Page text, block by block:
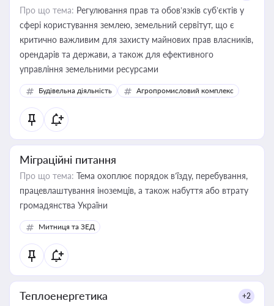
Про що тема: Регулювання прав та обов’язків суб’єктів у
сфері користування землею, земельний сервітут, що є
критично важливим для захисту майнових прав власників,
орендарів та держави, а також для ефективного
управління земельними ресурсами
Будівельна діяльність Агропромисловий комплекс
Міграційні питання
Про що тема: Тема охоплює порядок в’їзду, перебування,
працевлаштування іноземців, а також набуття або втрату
громадянства України
Митниця та ЗЕД
Теплоенергетика +2